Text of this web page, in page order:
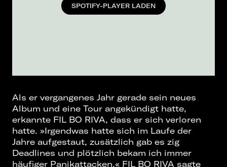
SPOTIFY-PLAYER LADEN
Als er vergangenes Jahr gerade sein neues
Album und eine Tour angekündigt hatte,
erkannte FIL BO RIVA, dass er sich verloren
hatte. »Irgendwas hatte sich im Laufe der
Jahre aufgestaut, zusätzlich gab es zig
Deadlines und plötzlich bekam ich immer
häufiger Panikattacken.« FIL BO RIVA sagte